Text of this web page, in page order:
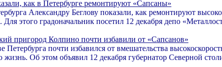
как в Петербурге ремонтируют «Сапсаны»
Александру Беглову показали, как ремонтируют
Для этого градоначальник посетил 12 декабря депо
пригород Колпино почти избавили от «Сапсанов»
Петербурга почти избавился от вмешательства
жизнь. Об этом объявил 12 декабря губернатор Северной